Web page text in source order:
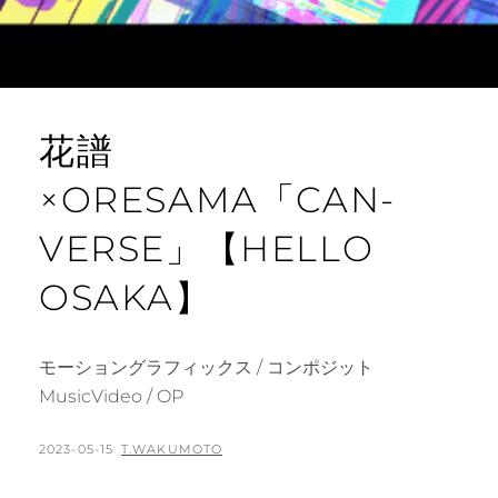
花譜
×ORESAMA「CAN-
VERSE」【HELLO
OSAKA】
モーショングラフィックス / コンポジット
MusicVideo / OP
POSTED
2023-05-15 BY
T.WAKUMOTO